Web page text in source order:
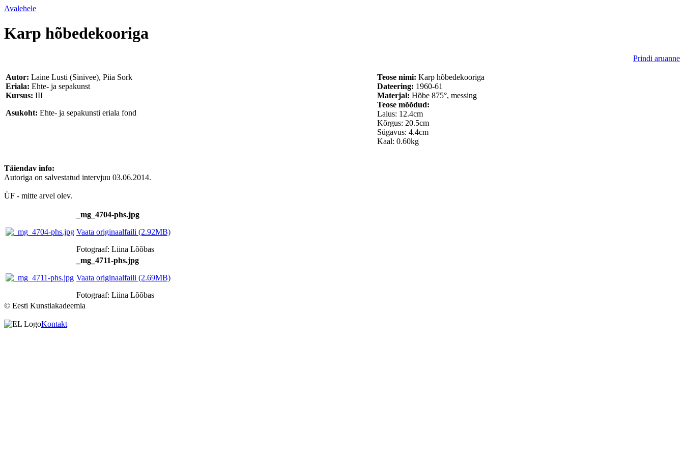
Avalehele
Karp hõbedekooriga
Prindi aruanne
Autor: Laine Lusti (Sinivee), Piia Sork
Eriala: Ehte- ja sepakunst
Kursus: III
Asukoht: Ehte- ja sepakunsti eriala fond
Teose nimi: Karp hõbedekooriga
Dateering: 1960-61
Materjal: Hõbe 875°, messing
Teose mõõdud:
Laius: 12.4cm
Kõrgus: 20.5cm
Sügavus: 4.4cm
Kaal: 0.60kg
Täiendav info:
Autoriga on salvestatud intervjuu 03.06.2014.
ÜF - mitte arvel olev.
_mg_4704-phs.jpg
Vaata originaalfaili (2.92MB)
Fotograaf: Liina Lõõbas
_mg_4711-phs.jpg
Vaata originaalfaili (2.69MB)
Fotograaf: Liina Lõõbas
© Eesti Kunstiakadeemia
Kontakt